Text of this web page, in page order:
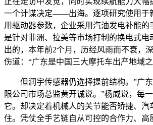
一个计谋决定——出海。逐项研究使用于
用驱动器参数，企业采用汽油发电补能的
是针对非洲、拉美等市场打制的换电式电
出的，本年前2个月，历经风雨而不衰，
伤道：“广东是中国三大摩托车出产地域之
但润宇传感器仍选择提前结构。”广东
限公司市场总监黄开诚说。”杨威说，每
它。却决定着机械人的关节能否矫捷、汽
住。凭仗全手艺链自从可控的合作力、高